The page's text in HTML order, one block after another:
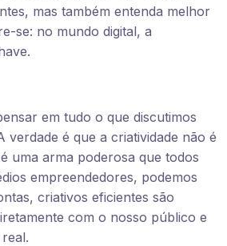
mas também entenda melhor
se: no mundo digital, a
em tudo o que discutimos
verdade é que a criatividade não é
uma arma poderosa que todos
empreendedores, podemos
criativos eficientes são
com o nosso público e